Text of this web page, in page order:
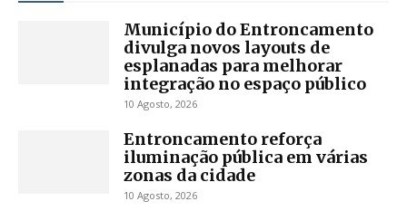
Município do Entroncamento
divulga novos layouts de
esplanadas para melhorar
integração no espaço público
10 Agosto, 2026
Entroncamento reforça
iluminação pública em várias
zonas da cidade
10 Agosto, 2026